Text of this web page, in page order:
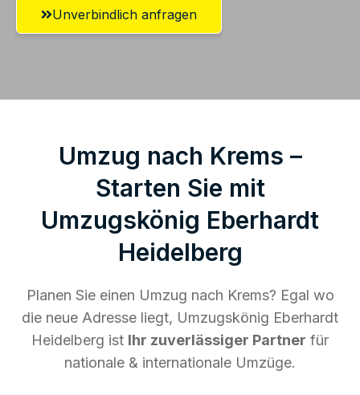
Unverbindlich anfragen
Umzug nach Krems –
Starten Sie mit
Umzugskönig Eberhardt
Heidelberg
Planen Sie einen Umzug nach Krems? Egal wo
die neue Adresse liegt, Umzugskönig Eberhardt
Heidelberg ist Ihr zuverlässiger Partner für
nationale & internationale Umzüge.